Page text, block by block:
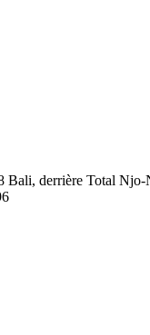
Bali, derrière Total